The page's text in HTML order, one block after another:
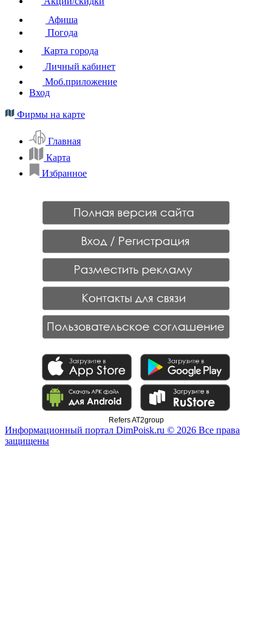
Афиша
Погода
Карта города
Личный кабинет
Моб.приложение
Вход
Фирмы на карте
Главная
Карта
Избранное
Refers AT2group
Информационный портал DimPoisk.ru © 2026 Все права
защищены